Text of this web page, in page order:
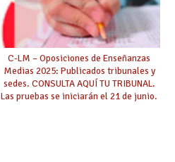
C-LM – Oposiciones de Enseñanzas
Medias 2025: Publicados tribunales y
sedes. CONSULTA AQUÍ TU TRIBUNAL.
Las pruebas se iniciarán el 21 de junio.